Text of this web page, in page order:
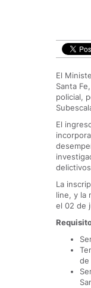
El
Santa
policial,
El
La
line, y la
el 02 de
de